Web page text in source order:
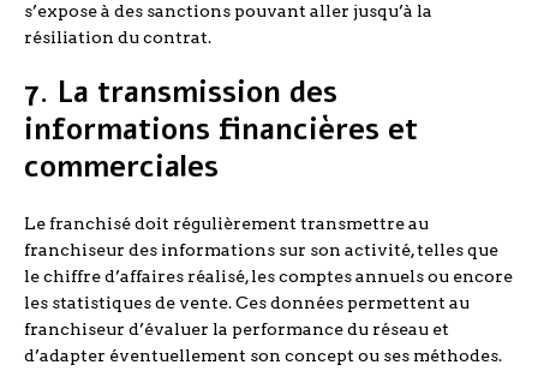
s’expose à des sanctions pouvant aller jusqu’à la
résiliation du contrat.
7. La transmission des
informations financières et
commerciales
Le franchisé doit régulièrement transmettre au
franchiseur des informations sur son activité, telles que
le chiffre d’affaires réalisé, les comptes annuels ou encore
les statistiques de vente. Ces données permettent au
franchiseur d’évaluer la performance du réseau et
d’adapter éventuellement son concept ou ses méthodes.